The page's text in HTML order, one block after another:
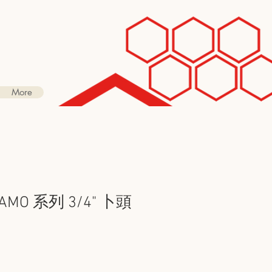
More
系列 3/4" 卜頭